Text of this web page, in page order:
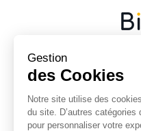
Cadeaux de
société | Loisirs
Centre
Près de la
Gestion
des Cookies
Notre site utilise des
du site. D’autres
pour personnaliser votre